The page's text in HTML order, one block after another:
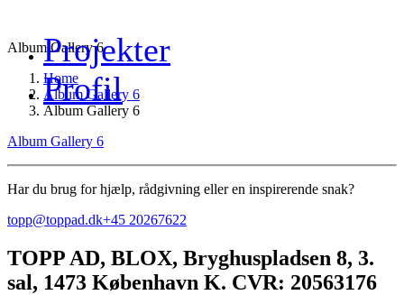
Projekter
Profil
Album Gallery 6
Home
Album Gallery 6
Album Gallery 6
Album Gallery 6
Har du brug for hjælp, rådgivning eller en inspirerende snak?
topp@toppad.dk+45 20267622
TOPP AD, BLOX, Bryghuspladsen 8, 3.
sal, 1473 København K. CVR: 20563176